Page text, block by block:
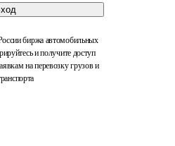
биржа автомобильных
и получите доступ
на перевозку грузов и